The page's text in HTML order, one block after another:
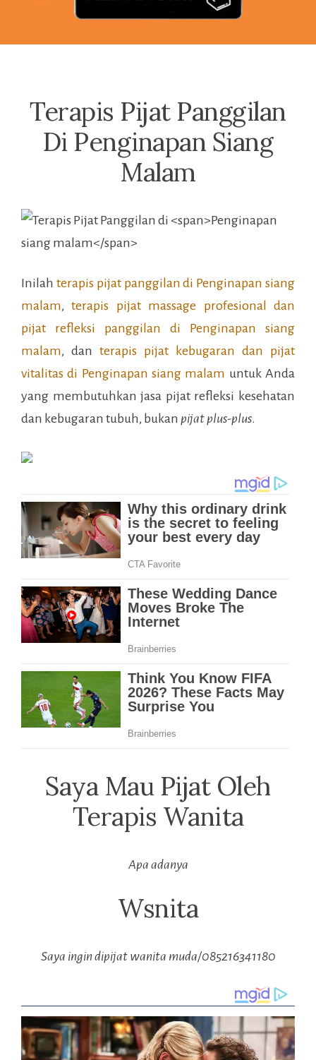
Terapis Pijat Panggilan
Di Penginapan Siang
Malam
Inilah terapis pijat panggilan di Penginapan siang
malam,terapis pijat massage profesional dan
pijat refleksi panggilan di Penginapan siang
malam, dan terapis pijat kebugaran dan pijat
vitalitas di Penginapan siang malam untuk Anda
yang membutuhkan jasa pijat refleksi kesehatan
dan kebugaran tubuh, bukan pijat plus-plus.
Saya Mau Pijat Oleh
Terapis Wanita
Apa adanya
Wsnita
Saya ingin dipijat wanita muda/085216341180